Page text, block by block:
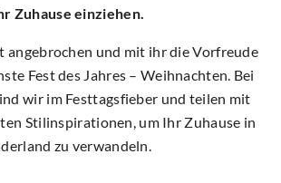
Zuhause einziehen.
angebrochen und mit ihr die Vorfreude
Fest des Jahres – Weihnachten. Bei
wir im Festtagsfieber und teilen mit
Stilinspirationen, um Ihr Zuhause in
zu verwandeln.